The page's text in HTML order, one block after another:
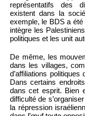
représentatifs des
existent dans la
exemple, le BDS a été
intègre les
politiques et les unit
De même, les
dans les villages,
d’affiliations politiques
Dans certains
dans cet esprit. Bien
difficulté de
la répression